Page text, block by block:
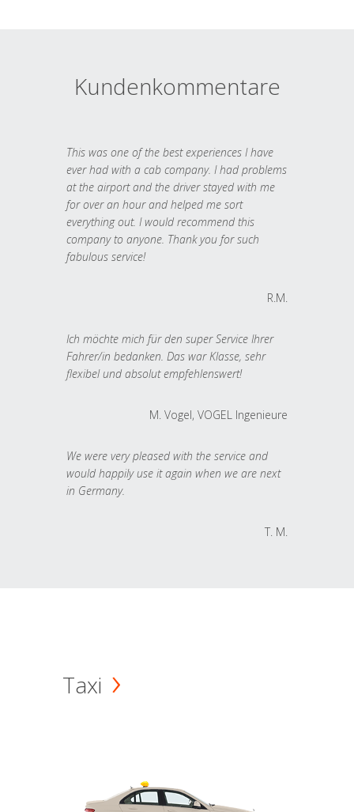
Kundenkommentare
This was one of the best experiences I have
ever had with a cab company. I had problems
at the airport and the driver stayed with me
for over an hour and helped me sort
everything out. I would recommend this
company to anyone. Thank you for such
fabulous service!
R.M.
Ich möchte mich für den super Service Ihrer
Fahrer/in bedanken. Das war Klasse, sehr
flexibel und absolut empfehlenswert!
M. Vogel, VOGEL Ingenieure
We were very pleased with the service and
would happily use it again when we are next
in Germany.
T. M.
Taxi